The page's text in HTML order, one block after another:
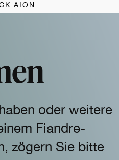
AION
oder weitere
Fiandre-
zögern Sie bitte